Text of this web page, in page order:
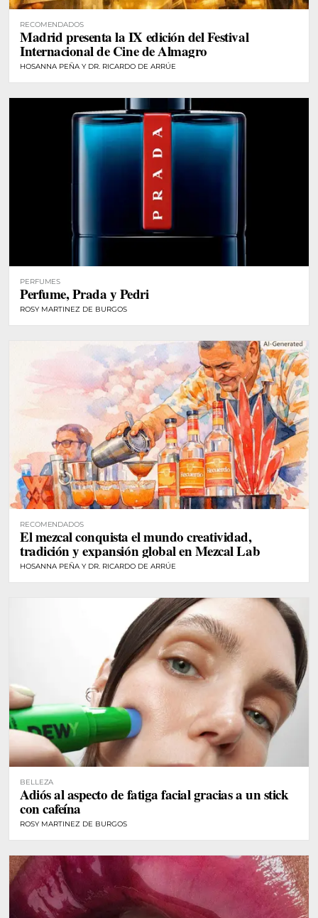
RECOMENDADOS
Madrid presenta la IX edición del Festival
Internacional de Cine de Almagro
HOSANNA PEÑA Y DR. RICARDO DE ARRÚE
PERFUMES
Perfume, Prada y Pedri
ROSY MARTINEZ DE BURGOS
RECOMENDADOS
El mezcal conquista el mundo creatividad,
tradición y expansión global en Mezcal Lab
HOSANNA PEÑA Y DR. RICARDO DE ARRÚE
BELLEZA
Adiós al aspecto de fatiga facial gracias a un stick
con cafeína
ROSY MARTINEZ DE BURGOS